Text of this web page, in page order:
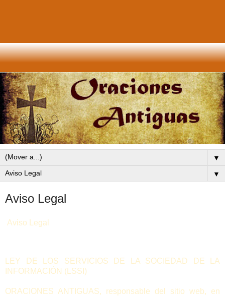
▼
▼
Aviso Legal
Aviso Legal
LEY DE LOS SERVICIOS DE LA SOCIEDAD DE LA
INFORMACIÓN (LSSI)
ORACIONES ANTIGUAS, responsable del sitio web, en